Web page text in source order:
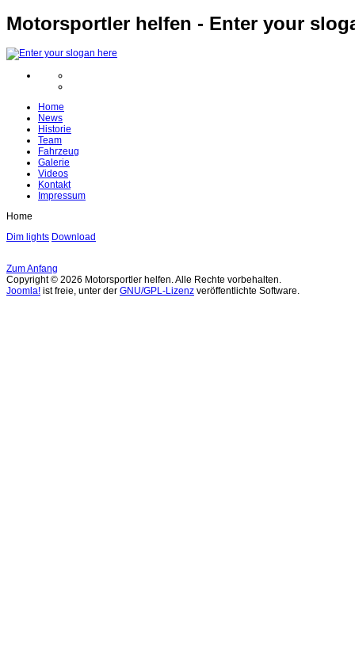
Motorsportler helfen - Enter your
Home
News
Historie
Team
Fahrzeug
Galerie
Videos
Kontakt
Impressum
Home
Dim lights Download
Zum Anfang
Copyright © 2026 Motorsportler helfen. Alle Rechte vorbehalten.
Joomla! ist freie, unter der GNU/GPL-Lizenz veröffentlichte Software.